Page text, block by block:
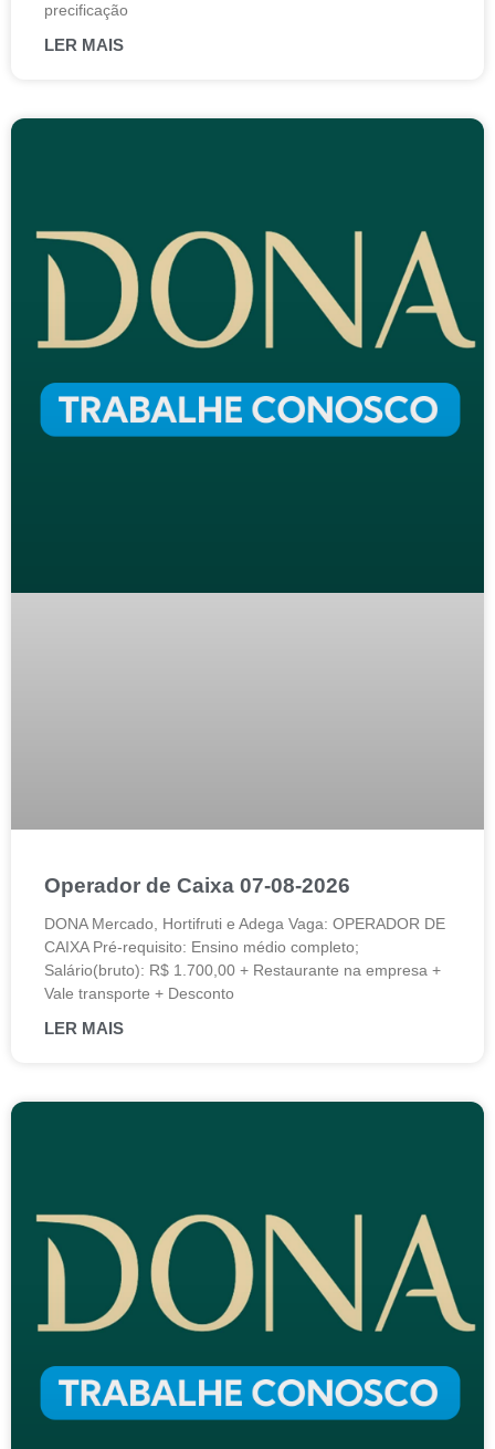
precificação
LER MAIS
Operador de Caixa 07-08-2026
DONA Mercado, Hortifruti e Adega Vaga: OPERADOR DE
CAIXA Pré-requisito: Ensino médio completo;
Salário(bruto): R$ 1.700,00 + Restaurante na empresa +
Vale transporte + Desconto
LER MAIS